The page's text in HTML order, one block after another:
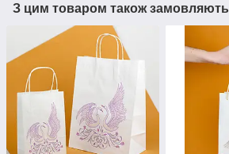
З цим товаром також замовляють